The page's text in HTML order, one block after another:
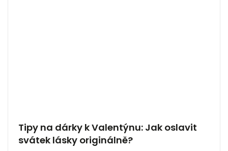
Tipy na dárky k Valentýnu: Jak oslavit
svátek lásky originálně?